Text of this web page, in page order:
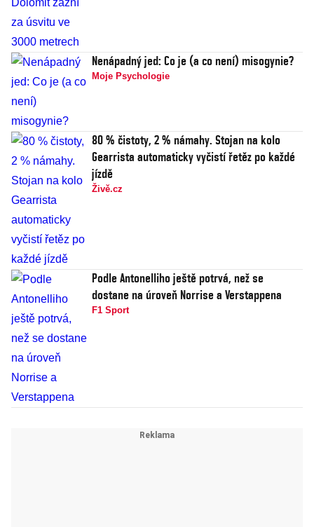
Nenápadný jed: Co je (a co není) misogynie?
Moje Psychologie
80 % čistoty, 2 % námahy. Stojan na kolo
Gearrista automaticky vyčistí řetěz po každé
jízdě
Živě.cz
Podle Antonelliho ještě potrvá, než se
dostane na úroveň Norrise a Verstappena
F1 Sport